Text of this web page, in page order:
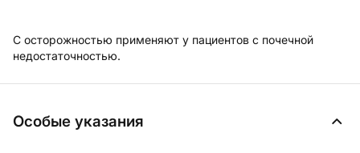
С осторожностью применяют у пациентов с почечной
недостаточностью.
Особые указания